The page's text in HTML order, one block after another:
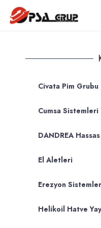
Civata Pim Grubu
Cumsa Sistemleri
DANDREA
El Aletleri
Erezyon
Helikoil Hatve